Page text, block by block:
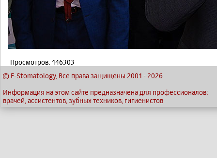
Просмотров: 146303
© E-Stomatology, Все права защищены 2001 - 2026
Информация на этом сайте предназначена для профессионалов:
врачей, ассистентов, зубных техников, гигиенистов